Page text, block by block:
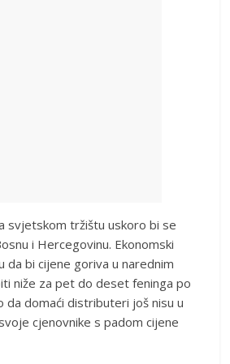
svjetskom tržištu uskoro bi se
i Hercegovinu. Ekonomski
da bi cijene goriva u narednim
niže za pet do deset feninga po
da domaći distributeri još nisu u
cjenovnike s padom cijene